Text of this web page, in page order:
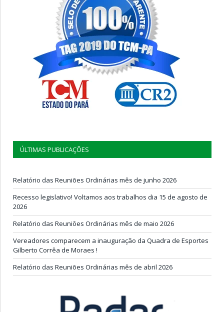
ÚLTIMAS PUBLICAÇÕES
Relatório das Reuniões Ordinárias mês de junho 2026
Recesso legislativo! Voltamos aos trabalhos dia 15 de agosto de
2026
Relatório das Reuniões Ordinárias mês de maio 2026
Vereadores comparecem a inauguração da Quadra de Esportes
Gilberto Corrêa de Moraes !
Relatório das Reuniões Ordinárias mês de abril 2026